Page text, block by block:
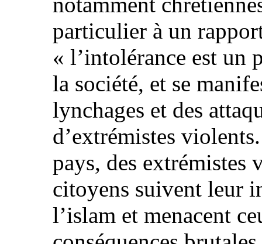
particulier à un
« l’intolérance est un
la société, et se
lynchages et des
d’extrémistes
pays, des extrémistes
citoyens suivent leur
l’islam et menacent